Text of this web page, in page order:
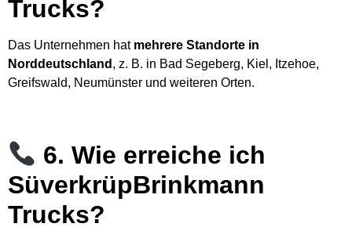
Trucks?
Das Unternehmen hat mehrere Standorte in
Norddeutschland , z. B. in Bad Segeberg, Kiel, Itzehoe,
Greifswald, Neumünster und weiteren Orten.
6. Wie erreiche ich
SüverkrüpBrinkmann
Trucks?